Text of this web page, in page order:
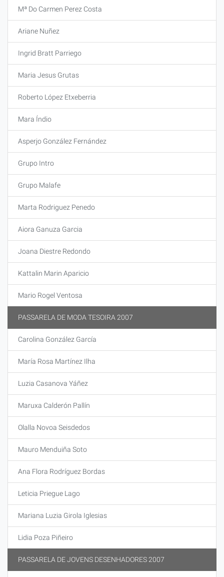
Mª Do Carmen Perez Costa
Ariane Nuñez
Ingrid Bratt Parriego
Maria Jesus Grutas
Roberto López Etxeberria
Mara Índio
Asperjo González Fernández
Grupo Intro
Grupo Malafe
Marta Rodriguez Penedo
Aiora Ganuza Garcia
Joana Diestre Redondo
Kattalin Marin Aparicio
Mario Rogel Ventosa
PASSARELA DE MODA TESOIRA 2007
Carolina González García
María Rosa Martínez Ilha
Luzia Casanova Yáñez
Maruxa Calderón Pallín
Olalla Novoa Seisdedos
Mauro Menduiña Soto
Ana Flora Rodríguez Bordas
Leticia Priegue Lago
Mariana Luzia Girola Iglesias
Lidia Poza Piñeiro
PASSARELA DE JOVENS DESENHADORES 2007